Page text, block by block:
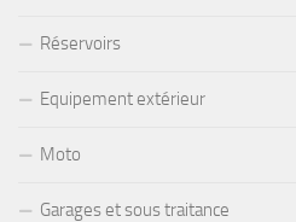
Réservoirs
Equipement extérieur
Moto
Garages et sous traitance